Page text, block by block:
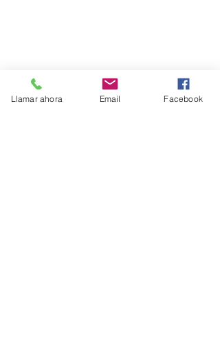
Estudio Jurídico CONCA ABOGADOS,
C/ Constitución nº 10, 2ºDcha,
VALLADOLID
Llamar ahora Email Facebook